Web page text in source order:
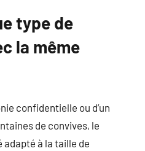
type de
la même
confidentielle ou d’un
de convives, le
à la taille de